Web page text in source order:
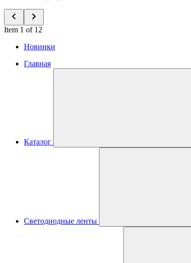
Item 1 of 12
Новинки
Главная
Каталог
Светодиодные ленты